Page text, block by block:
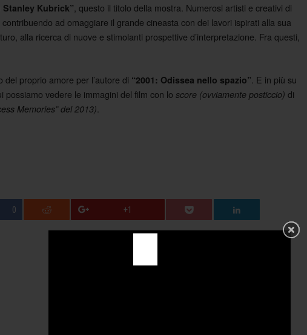
Kubrick” , questo il titolo della mostra. Numerosi artisti e creativi di
ad omaggiare il grande cineasta con dei lavori ispirati alla sua
alla ricerca di nuove e stimolanti prospettive d’interpretazione. Fra questi,
proprio amore per l’autore di “2001: Odissea nello spazio” . E in più su
vedere le immagini del film con lo score (ovviamente posticcio) di
Memories” del 2013)
0 +1